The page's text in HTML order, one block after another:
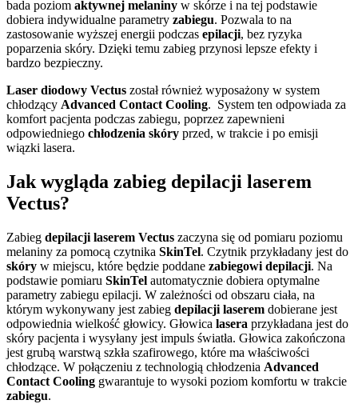
bada poziom aktywnej melaniny w skórze i na tej podstawie
dobiera indywidualne parametry zabiegu. Pozwala to na
zastosowanie wyższej energii podczas epilacji, bez ryzyka
poparzenia skóry. Dzięki temu zabieg przynosi lepsze efekty i
bardzo bezpieczny.
Laser diodowy Vectus został również wyposażony w system
chłodzący Advanced Contact Cooling. System ten odpowiada za
komfort pacjenta podczas zabiegu, poprzez zapewnieni
odpowiedniego chłodzenia skóry przed, w trakcie i po emisji
wiązki lasera.
Jak wygląda zabieg depilacji laserem
Vectus?
Zabieg depilacji laserem Vectus zaczyna się od pomiaru poziomu
melaniny za pomocą czytnika SkinTel. Czytnik przykładany jest do
skóry w miejscu, które będzie poddane zabiegowi depilacji. Na
podstawie pomiaru SkinTel automatycznie dobiera optymalne
parametry zabiegu epilacji. W zależności od obszaru ciała, na
którym wykonywany jest zabieg depilacji laserem dobierane jest
odpowiednia wielkość głowicy. Głowica lasera przykładana jest do
skóry pacjenta i wysyłany jest impuls światła. Głowica zakończona
jest grubą warstwą szkła szafirowego, które ma właściwości
chłodzące. W połączeniu z technologią chłodzenia Advanced
Contact Cooling gwarantuje to wysoki poziom komfortu w trakcie
zabiegu.